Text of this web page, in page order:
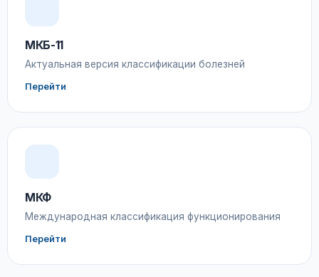
МКБ-11
Актуальная версия классификации болезней
Перейти
МКФ
Международная классификация функционирования
Перейти